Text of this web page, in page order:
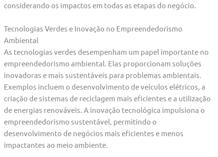
considerando os impactos em todas as etapas do negócio.
Tecnologias Verdes e Inovação no Empreendedorismo
Ambiental
As tecnologias verdes desempenham um papel importante no
empreendedorismo ambiental. Elas proporcionam soluções
inovadoras e mais sustentáveis para problemas ambientais.
Exemplos incluem o desenvolvimento de veículos elétricos, a
criação de sistemas de reciclagem mais eficientes e a utilização
de energias renováveis. A inovação tecnológica impulsiona o
empreendedorismo sustentável, permitindo o
desenvolvimento de negócios mais eficientes e menos
impactantes ao meio ambiente.